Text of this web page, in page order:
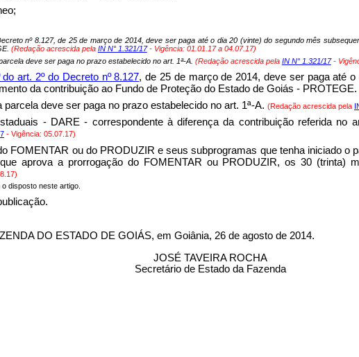
;
nº 8.127, de 25 de março de 2014, deve ser paga até o dia 20 (vinte) do segundo mês
(Redação acrescida pela IN N° 1.321/17- Vigência: 01.01.17 a 04.07.17)
deve ser paga no prazo estabelecido no art. 1ª-A. (Redação acrescida pela IN N° 1.321/17-
art. 2º do Decreto nº 8.127, de 25 de março de 2014, deve ser paga até
da contribuição ao Fundo de Proteção do Estado de Goiás - PROTEGE.
deve ser paga no prazo estabelecido no art. 1ª-A. (Redação acrescida pela
- DARE - correspondente à diferença da contribuição referida no
- Vigência: 05.07.17)
FOMENTAR ou do PRODUZIR e seus subprogramas que tenha iniciado o
aprova a prorrogação do FOMENTAR ou PRODUZIR, os 30 (trinta)
disposto neste artigo.
DO ESTADO DE GOIÁS, em Goiânia, 26 de agosto de 2014.
JOSÉ TAVEIRA ROCHA
Secretário de Estado da Fazenda